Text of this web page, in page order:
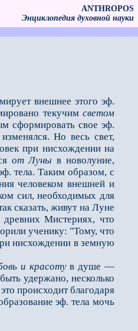
ANTHROPOS
Энциклопедия духовной науки
внешнее этого эф.
текучим светом
сформировать свое эф.
Но весь свет,
при нисхождении на
от Луны в новолуние,
те­ла. Таким образом, с
человеком внешней и
сил, необходимых для
сказать, живут на Луне
Мистериях, что
ученику: "Тому, что
нис­хождении в земную
и красотув душе —
удержано, несколько
происходит благодаря
эф. тела мочь